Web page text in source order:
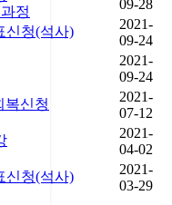
정
09-28
신청(석사)
2021-
09-24
2021-
09-24
복신청
2021-
07-12
2021-
04-02
신청(석사)
2021-
03-29